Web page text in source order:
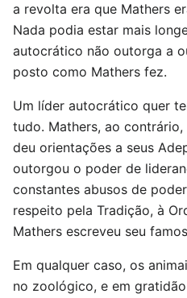
a revolta era que Mathers
Nada podia estar mais
autocrático não outorga a
posto como Mathers fez.
Um líder autocrático quer
tudo. Mathers, ao
deu orientações a seus
outorgou o poder de
constantes abusos de
respeito pela Tradição, à
Mathers escreveu seu
Em qualquer caso, os
no zoológico, e em